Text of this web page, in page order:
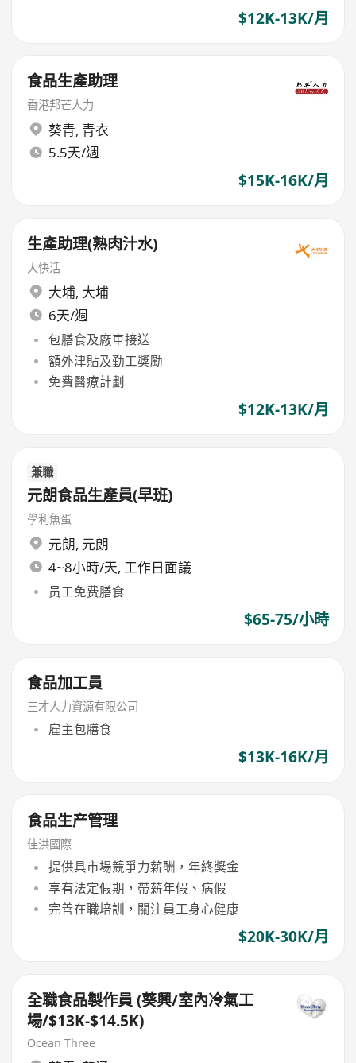
$12K-13K/月
食品生產助理
香港邦芒人力
葵青, 青衣
5.5天/週
$15K-16K/月
生產助理(熟肉汁水)
大快活
大埔, 大埔
6天/週
包膳食及廠車接送
額外津貼及勤工獎勵
免費醫療計劃
$12K-13K/月
兼職
元朗食品生產員(早班)
學利魚蛋
元朗, 元朗
4~8小時/天, 工作日面議
员工免费膳食
$65-75/小時
食品加工員
三才人力資源有限公司
雇主包膳食
$13K-16K/月
食品生产管理
佳洪國際
提供具市場競爭力薪酬，年終獎金
享有法定假期，帶薪年假、病假
完善在職培訓，關注員工身心健康
$20K-30K/月
全職食品製作員 (葵興/室內冷氣工
場/$13K-$14.5K)
Ocean Three